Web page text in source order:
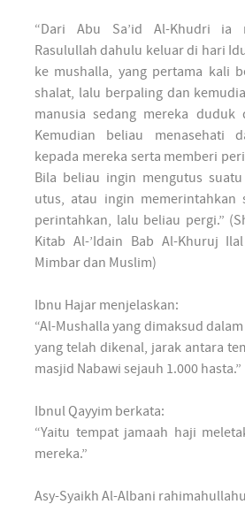
“Dari Abu Sa’id Al-Khudri ia
Rasulullah dahulu keluar di hari
ke mushalla, yang pertama kali
shalat, lalu berpaling dan
manusia sedang mereka duduk
Kemudian beliau menasehati
kepada mereka serta memberi
Bila beliau ingin mengutus
utus, atau ingin memerintahkan
perintahkan, lalu beliau pergi.”
Kitab Al-’Idain Bab Al-Khuruj
Mimbar dan Muslim)
Ibnu Hajar menjelaskan:
“Al-Mushalla yang dimaksud
yang telah dikenal, jarak antara
masjid Nabawi sejauh 1.000 hasta.”
Ibnul Qayyim berkata:
“Yaitu tempat jamaah haji
mereka.”
Asy-Syaikh Al-Albani